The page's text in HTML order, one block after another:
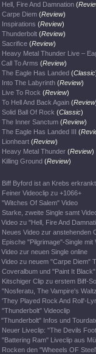
Hell, Fire And Damnation (
Carpe Diem (Review)
Inspirations (Review)
Thunderbolt (Review)
Sacrifice (Review)
Heavy Metal Thunder Live –
Call To Arms (Review)
The Eagle Has Landed (Classic
Into The Labyrinth (Review)
Live To Rock (Review)
To Hell And Back Again (Review
Solid Ball Of Rock (Classic)
The Inner Sanctum (Review)
The Eagle Has Landed III (
Lionheart (Review)
Heavy Metal Thunder (Review)
Killing Ground (Review)
Biff Byford ist an Krebs erkrankt.
Feiner Videoclip zu +1066+
"Witches Of Salem" Video
Starke, zweite Single samt
Video zu "Hell, Fire And
Neues Video zur anstehenden
Epische "Pilgrimage"-Single mit
Video zur neuen Single online
Video zu neuem "Carpe Diem"
Coveralbum und "Paint It
Kitschiger Clip zu erstem Biff-
"Nosferatu, The Vampire's
'They Played Rock And Roll'-
"Thunderbolt" Videoclip
"Thunderbolt" Infos und
Neuer Liveclip: "The Devils
"Battering Ram" Liveclip aus
Rocken den "Wheeels OF